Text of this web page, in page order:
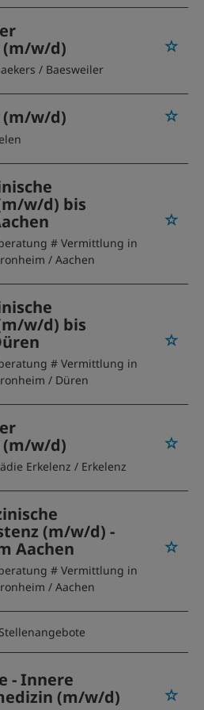
(m/w/d)
/ Baesweiler
w/d)
w/d) bis
# Vermittlung in
/ Aachen
w/d) bis
# Vermittlung in
/ Düren
(m/w/d)
Erkelenz / Erkelenz
(m/w/d) -
Aachen
# Vermittlung in
/ Aachen
- Innere
(m/w/d)